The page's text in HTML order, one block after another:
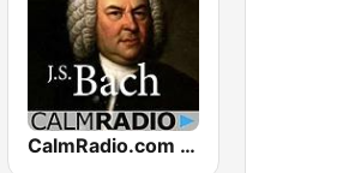
CalmRadio.com - Bach